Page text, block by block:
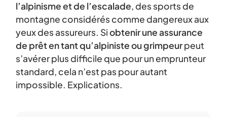
l’alpinisme et de l’escalade, des sports de
montagne considérés comme dangereux aux
yeux des assureurs. Siobtenir une assurance
de prêt en tant qu’alpiniste ou grimpeurpeut
s’avérer plus difficile que pour un emprunteur
standard, cela n’est pas pour autant
impossible. Explications.